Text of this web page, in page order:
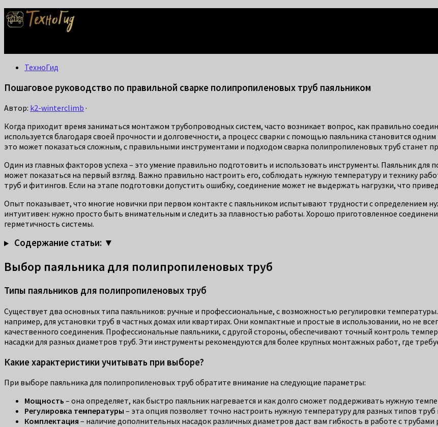
ТехноГид
Пошаговое руководство по правильной сварке полипропиленовых труб паяльником
Автор: k2-winterclimb ·
Когда приходит время заниматься монтажом трубопроводных систем, часто возникает вопрос, как правильно
используется благодаря своей прочности и долговечности, а процесс сварки с помощью паяльника становится
это может показаться сложным, с правильными инструментами и подходом сварка полипропиленовых труб станет
Один из главных факторов успеха – это умение правильно подготовить и использовать инструменты. Паяльник
может показаться на первый взгляд. Важно правильно настроить его, соблюдать нужную температуру и технику
труб и фитингов. Если на этапе подготовки допустить ошибку, соединение может не выдержать нагрузки, что
Опыт показывает, что многие новички при первом контакте с паяльником испытывают трудности с определением
интуитивен: нужно просто быть внимательным и следить за плавностью работы. Хорошо приготовленное
герметичность системы.
Содержание статьи: ▼
Выбор паяльника для полипропиленовых труб
Типы паяльников для полипропиленовых труб
Существует два основных типа паяльников: ручные и профессиональные, с возможностью регулировки
например, для установки труб в частных домах или квартирах. Они компактные и простые в использовании, но не
качественного соединения. Профессиональные паяльники, с другой стороны, обеспечивают точный контроль
насадки для разных диаметров труб. Эти инструменты рекомендуются для более крупных монтажных работ, где
Какие характеристики учитывать при выборе?
При выборе паяльника для полипропиленовых труб обратите внимание на следующие параметры:
Мощность – она определяет, как быстро паяльник нагревается и как долго сможет поддерживать нужную
Регулировка температуры – эта опция позволяет точно настроить нужную температуру для разных типов
Комплектация – наличие дополнительных насадок различных диаметров даст вам гибкость в работе с трубами